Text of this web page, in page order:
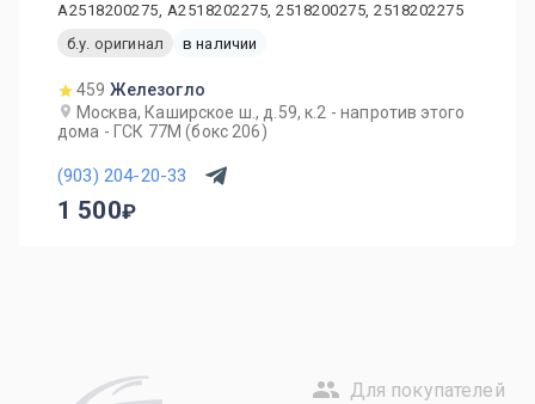
A2518200275, A2518202275, 2518200275, 2518202275
б.у. оригинал
в наличии
459 Железогло
Москва, Каширское ш., д.59, к.2 - напротив этого
дома - ГСК 77М (бокс 206)
(903) 204-20-33
1 500
Для покупателей